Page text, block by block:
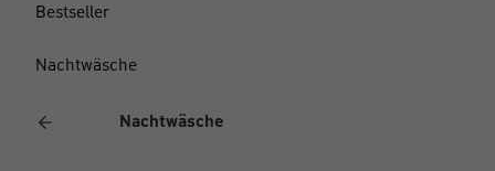
Bestseller
Nachtwäsche
Nachtwäsche